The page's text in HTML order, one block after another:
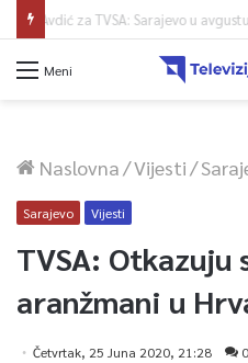
Meni
Naslovna/Vijesti/
Sarajevo Vijesti
TVSA: Otkazuju
aranžmani u
Četvrtak, 25 Juna 2020, 21:28 0